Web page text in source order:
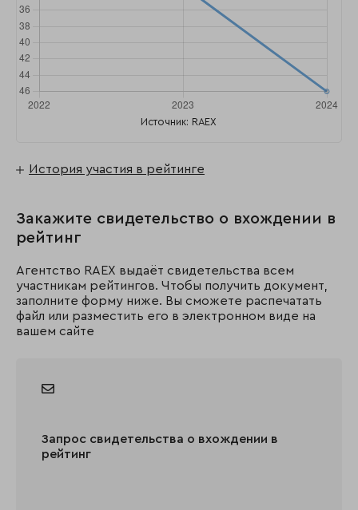
Источник: RAEX
История участия в рейтинге
Закажите свидетельство о вхождении в
рейтинг
Агентство RAEX выдаёт свидетельства всем
участникам рейтингов. Чтобы получить документ,
заполните форму ниже. Вы сможете распечатать
файл или разместить его в электронном виде на
вашем сайте
Запрос свидетельства о вхождении в
рейтинг